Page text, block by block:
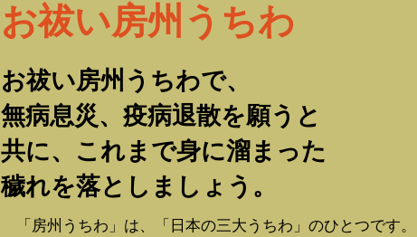
お祓い房州うちわ
お祓い房州うちわで、
無病息災、疫病退散を願うと
共に、これまで身に溜まった
穢れを落としましょう。
「房州うちわ」は、「日本の三大うちわ」のひとつです。